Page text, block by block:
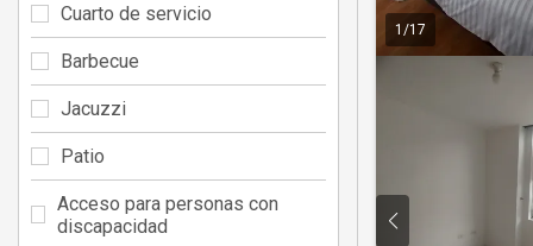
1 /17
Cuarto de servicio
Barbecue
Jacuzzi
Patio
Acceso para personas con
discapacidad